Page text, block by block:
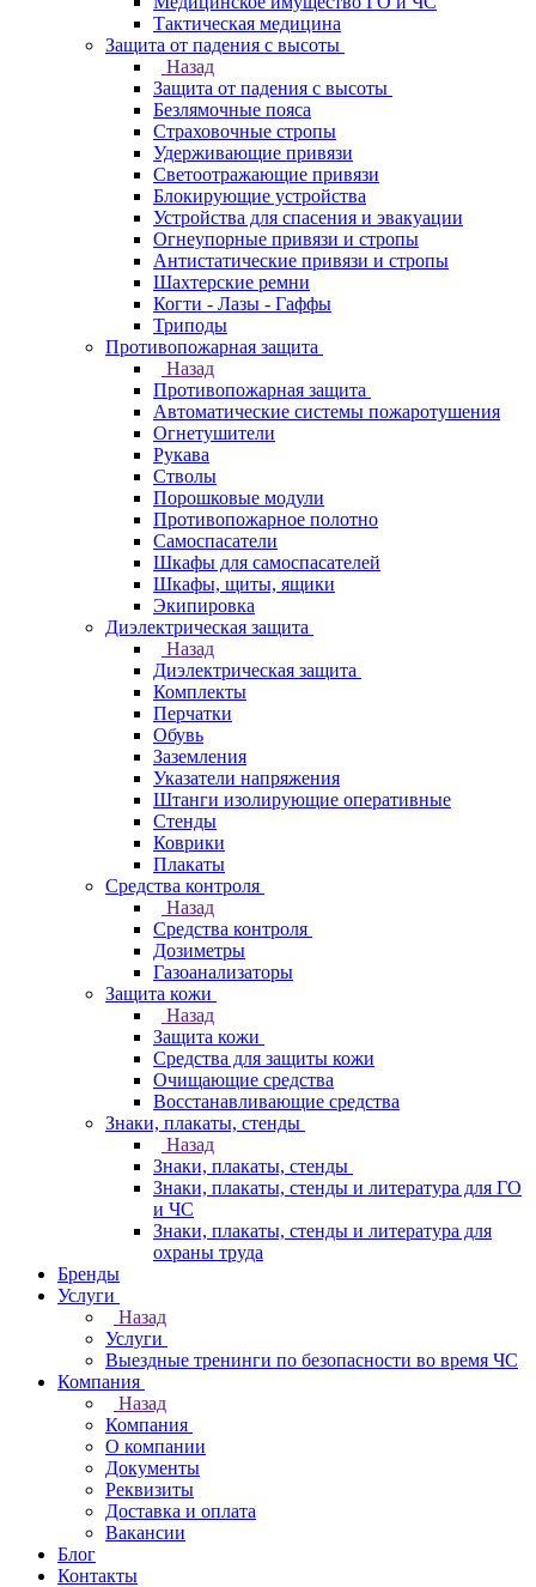
Тактическая медицина
Защита от падения с высоты
Назад
Защита от падения с высоты
Безлямочные пояса
Страховочные стропы
Удерживающие привязи
Светоотражающие привязи
Блокирующие устройства
Устройства для спасения и эвакуации
Огнеупорные привязи и стропы
Антистатические привязи и стропы
Шахтерские ремни
Когти - Лазы - Гаффы
Триподы
Противопожарная защита
Назад
Противопожарная защита
Автоматические системы пожаротушения
Огнетушители
Рукава
Стволы
Порошковые модули
Противопожарное полотно
Самоспасатели
Шкафы для самоспасателей
Шкафы, щиты, ящики
Экипировка
Диэлектрическая защита
Назад
Диэлектрическая защита
Комплекты
Перчатки
Обувь
Заземления
Указатели напряжения
Штанги изолирующие оперативные
Стенды
Коврики
Плакаты
Средства контроля
Назад
Средства контроля
Дозиметры
Газоанализаторы
Защита кожи
Назад
Защита кожи
Средства для защиты кожи
Очищающие средства
Восстанавливающие средства
Знаки, плакаты, стенды
Назад
Знаки, плакаты, стенды
Знаки, плакаты, стенды и литература для ГО
и ЧС
Знаки, плакаты, стенды и литература для
охраны труда
Бренды
Услуги
Назад
Услуги
Выездные тренинги по безопасности во время ЧС
Компания
Назад
Компания
О компании
Документы
Реквизиты
Доставка и оплата
Вакансии
Блог
Контакты